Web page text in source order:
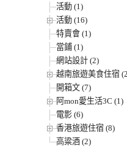
活動 (1)
活動 (16)
特賣會 (1)
當鋪 (1)
網站設計 (2)
越南旅遊美食住宿
開箱文 (7)
阿mon愛生活3C (1)
電影 (6)
香港旅遊住宿 (8)
高粱酒 (2)